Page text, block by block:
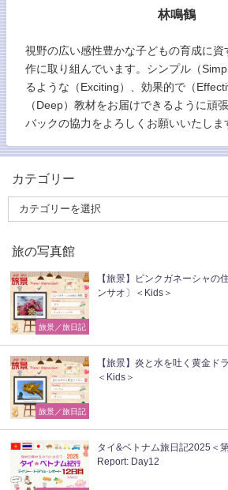
林鳴鶴
視野の広い感性豊かな子どもの育成に資
作に取り組んでいます。シンプル（
るような（Exciting）、効果的で（
（Deep）教材をお届けできるように頑
バックの協力をよろしくお願いいたしま
カテゴリー
旅の写真館
旅景／旅日記
【旅景】ピンクガネーシャの
ンサオ〕＜Kids＞
旅景／旅日記
【旅景】炎と水を吐く黄金ド
＜Kids＞
タイ&ベトナム旅日記2025＜
Report: Day12